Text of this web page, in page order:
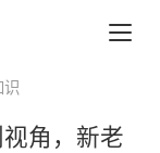
识
角，新老